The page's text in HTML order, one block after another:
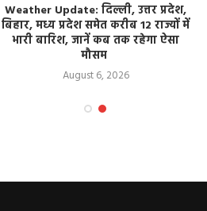
Weather Update: दिल्ली, उत्तर प्रदेश,
बिहार, मध्य प्रदेश समेत करीब 12 राज्यों में
भारी बारिश, जानें कब तक रहेगा ऐसा
मौसम
August 6, 2026